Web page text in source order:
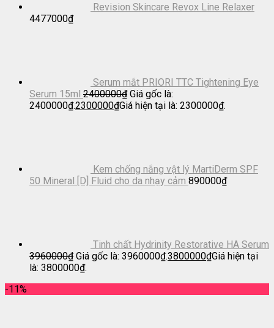
Revision Skincare Revox Line Relaxer
4477000₫
Serum mắt PRIORI TTC Tightening Eye
Serum 15ml 2400000₫ Giá gốc là:
2400000₫.2300000₫Giá hiện tại là: 2300000₫.
Kem chống nắng vật lý MartiDerm SPF
50 Mineral [D] Fluid cho da nhạy cảm 890000₫
Tinh chất Hydrinity Restorative HA Serum
3960000₫ Giá gốc là: 3960000₫.3800000₫Giá hiện tại
là: 3800000₫.
-11%